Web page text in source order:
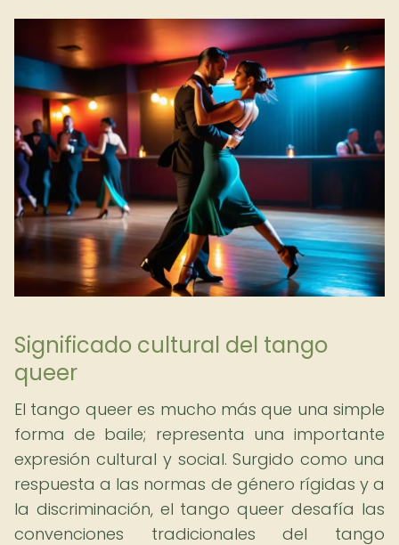
Significado cultural del tango
queer
El tango queer es mucho más que una simple
forma de baile; representa una importante
expresión cultural y social. Surgido como una
respuesta a las normas de género rígidas y a
la discriminación, el tango queer desafía las
convenciones tradicionales del tango